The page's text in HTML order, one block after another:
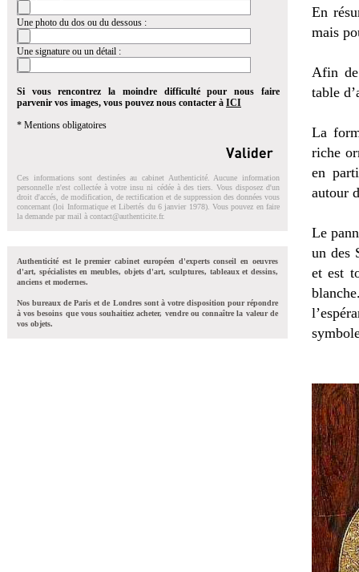
Une photo du dos ou du dessous :
Une signature ou un détail :
Si vous rencontrez la moindre difficulté pour nous faire
parvenir vos images, vous pouvez nous contacter à ICI
* Mentions obligatoires
Ces informations sont destinées au cabinet Authenticité. Aucune information
personnelle n'est collectée à votre insu ni cédée à des tiers. Vous disposez d'un
droit d'accés, de modification, de rectification et de suppression des données vous
concernant (loi Informatique et Libertés du 6 janvier 1978). Vous pouvez en faire
la demande par mail à contact@authenticite.fr.
Authenticité est le premier cabinet européen d'experts conseil en oeuvres
d'art, spécialistes en meubles, objets d'art, sculptures, tableaux et dessins,
anciens et modernes.
Nos bureaux de Paris et de Londres sont à votre disposition pour répondre
à vos besoins que vous souhaitiez acheter, vendre ou connaître la valeur de
vos objets.
En
mais
Afin de
table
La
riche
en
autour
Le
un des
et est